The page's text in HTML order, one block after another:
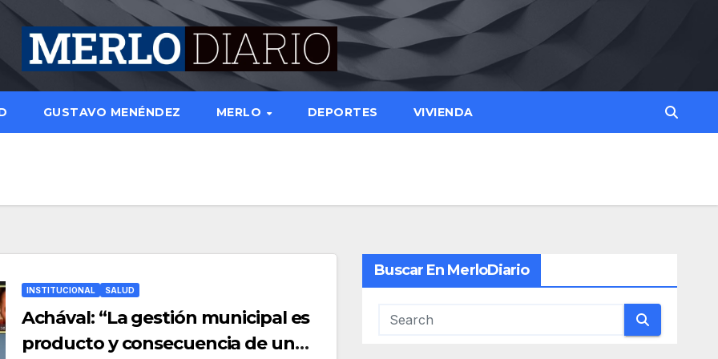
GUSTAVO MENÉNDEZ MERLO DEPORTES VIVIENDA
INSTITUCIONAL SALUD
Achával: “La gestión municipal es
producto y consecuencia de un
Buscar En MerloDiario